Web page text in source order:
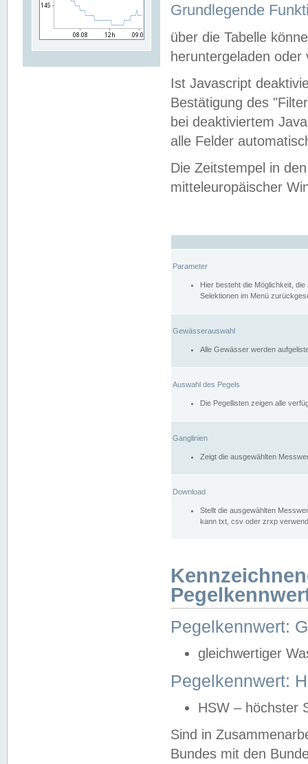
Grundlegende
über die Tabelle
heruntergeladen oder
Ist Javascript
Bestätigung des
bei deaktiviertem
alle Felder
Die Zeitstempel in
mitteleuropäischer
Parameter
Hier besteht die Möglichkeit,
Selektionen im Menü
Gewässerauswahl
Alle Gewässer werden
Auswahl des Pegels
Die Pegellisten zeigen alle
Ganglinien
Zeigt die ausgewählten
Download
Stellt die ausgewählten
kann txt, csv oder zrxp
Pegelkennwert:
gleichwertiger
Pegelkennwert:
HSW – höchster
Sind in
Bundes mit den